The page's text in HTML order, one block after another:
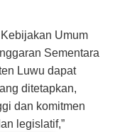
Umum
Sementara
Luwu dapat
ditetapkan,
dan komitmen
legislatif,”